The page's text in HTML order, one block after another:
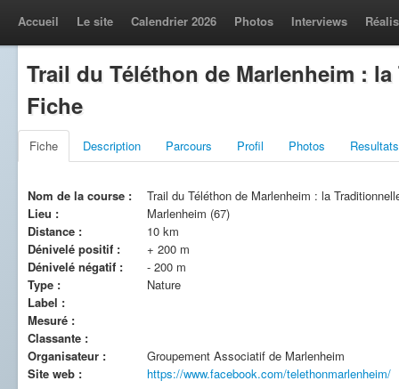
Accueil Le site Calendrier 2026 Photos Interviews
Trail du Téléthon de Marlenheim :
Fiche
Fiche Description Parcours Profil Photos Resultats
Nom de la course :
Trail du Téléthon de Marlenheim : la
Lieu :
Marlenheim (67)
Distance :
10 km
Dénivelé positif :
+ 200 m
Dénivelé négatif :
- 200 m
Type :
Nature
Label :
Mesuré :
Classante :
Organisateur :
Groupement Associatif de Marlenheim
Site web :
https://www.facebook.com/telethonmarlenheim/